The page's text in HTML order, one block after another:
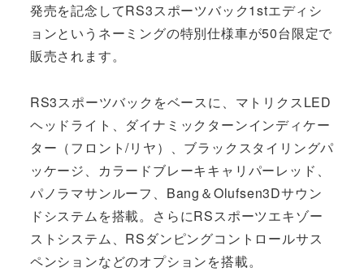
発売を記念してRS3スポーツバック1stエディシ
ョンというネーミングの特別仕様車が50台限定で
販売されます。
RS3スポーツバックをベースに、マトリクスLED
ヘッドライト、ダイナミックターンインディケー
ター（フロント/リヤ）、ブラックスタイリングパ
ッケージ、カラードブレーキキャリパーレッド、
パノラマサンルーフ、Bang＆Olufsen3Dサウン
ドシステムを搭載。さらにRSスポーツエキゾー
ストシステム、RSダンピングコントロールサス
ペンションなどのオプションを搭載。